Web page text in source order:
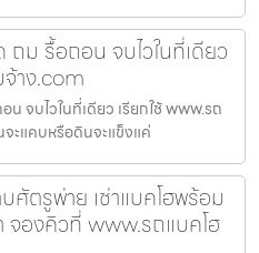
ถม รื้อถอน จบไวในที่เดียว
าง.com
น จบไวในที่เดียว เรียกใช้ www.รถ
ะแคบหรือดินจะแข็งแค่
ศัตรูพ่าย เช่าแบคโฮพร้อม
องคิวที่ www.รถแบคโฮ